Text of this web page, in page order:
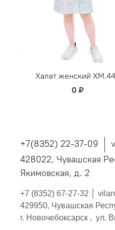
Халат женский
0 ₽
+7(8352) 22-37-09
428022, Чувашская
Якимовская, д. 2
+7 (8352) 67-27-32 │
429950, Чувашская
г. Новочебоксарск , ул.